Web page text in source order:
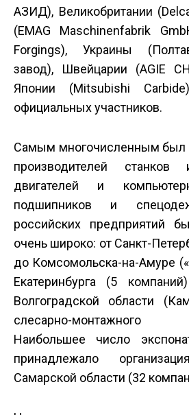
АЗИД), Великобритании
(EMAG Maschinenfabrik
Forgings), Украины
завод), Швейцарии (AGIE
Японии (Mitsubishi
официальных участников.
Самым многочисленным был
производителей станков
двигателей и
подшипников и
российских предприятий
очень широко: от Санкт-
до Комсомольска-на-Амуре
Екатеринбурга (5
Волгоградской области
слесарно-монтажного
Наибольшее число
принадлежало
Самарской области (32